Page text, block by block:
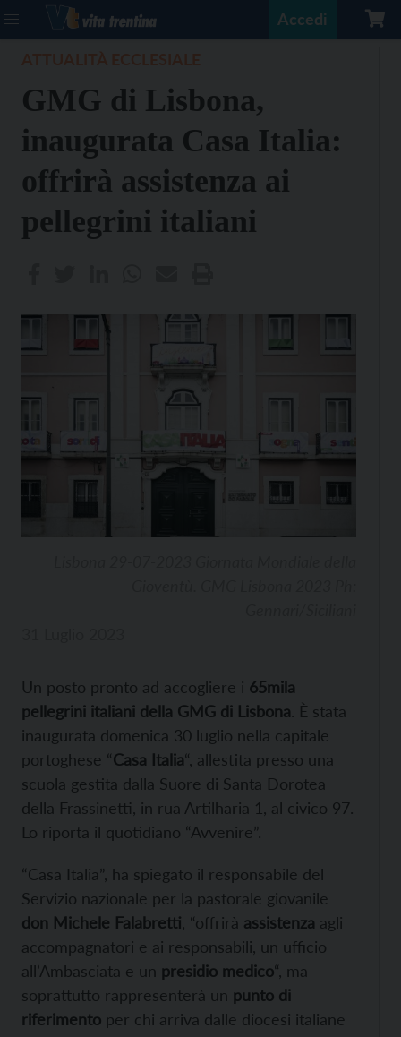
Accedi
GMG di Lisbona,
inaugurata Casa Italia:
offrirà assistenza ai
pellegrini italiani
Un posto pronto ad accogliere i 65mila
pellegrini italiani della GMG di Lisbona. È stata
inaugurata domenica 30 luglio nella capitale
portoghese “Casa Italia“, allestita presso una
scuola gestita dalla Suore di Santa Dorotea
della Frassinetti, in rua Artilharia 1, al civico 97.
Lo riporta il quotidiano “Avvenire”.
“Casa Italia”, ha spiegato il responsabile del
Servizio nazionale per la pastorale giovanile
don Michele Falabretti , “offrirà assistenza agli
accompagnatori e ai responsabili, un ufficio
all’Ambasciata e un presidio medico“, ma
soprattutto rappresenterà un punto di
riferimento per chi arriva dalle diocesi italiane